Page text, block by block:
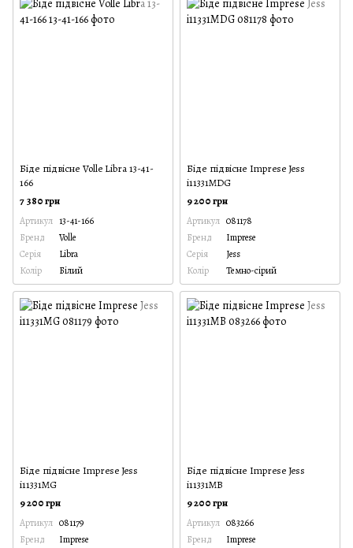
Біде підвісне Volle Libra 13-41-
166
7 380 грн
Артикул 13-41-166
Бренд
Volle
Серія
Libra
Колір
Білий
Біде підвісне Imprese Jess
i11331MDG
9 200 грн
Артикул 081178
Бренд
Imprese
Серія
Jess
Колір
Темно-сірий
Біде підвісне Imprese Jess
i11331MG
9 200 грн
Артикул 081179
Бренд
Imprese
Біде підвісне Imprese Jess
i11331MB
9 200 грн
Артикул 083266
Бренд
Imprese